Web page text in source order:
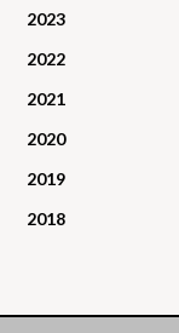
2023
2022
2021
2020
2019
2018